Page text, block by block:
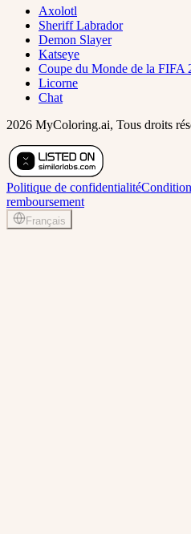
Axolotl
Sheriff Labrador
Demon Slayer
Katseye
Coupe du Monde de la FIFA
Licorne
Chat
2026 MyColoring.ai, Tous droits
Politique de confidentialité
remboursement
Français